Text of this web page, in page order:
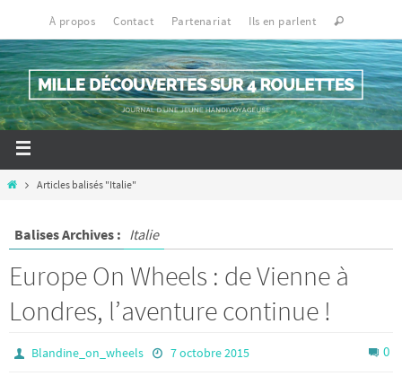
À propos Contact Partenariat Ils en parlent
Articles balisés "Italie"
Balises Archives : Italie
Europe On Wheels : de Vienne à
Londres, l’aventure continue !
Blandine_on_wheels 7 octobre 2015 0